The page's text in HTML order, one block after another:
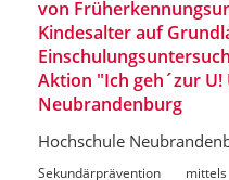
von
Kindesalter auf
Aktion "Ich geh´zur U!
Neubrandenburg
Hochschule
Sekundärprävention